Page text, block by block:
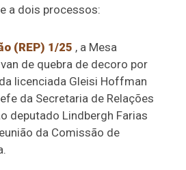
a dois processos:
(REP) 1/25 , a Mesa
de quebra de decoro por
licenciada Gleisi Hoffman
da Secretaria de Relações
deputado Lindbergh Farias
da Comissão de